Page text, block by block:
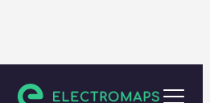
Nootdorp